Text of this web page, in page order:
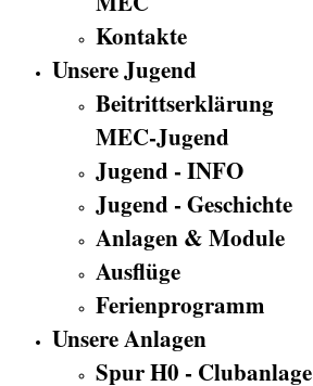
Kontakte
Unsere Jugend
Beitrittserklärung
MEC-Jugend
Jugend - INFO
Jugend - Geschichte
Anlagen & Module
Ausflüge
Ferienprogramm
Unsere Anlagen
Spur H0 - Clubanlage